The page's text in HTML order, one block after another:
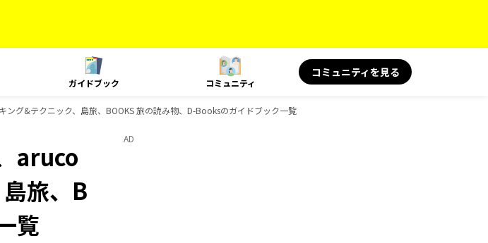
ガイドブック コミュニティ
コミュニティを見る
グ&テクニック、島旅、BOOKS 旅の読み物、D-Booksのガイドブック一覧
aruco
旅、B
覧
AD